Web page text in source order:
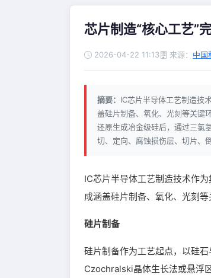
芯片制造“核心工艺”
2026-04-22 11:13 来源： 中国
摘要： IC芯片半导体工艺制造技
盖硅片制备、氧化、光刻等关键
还原生成冶金级硅后，通过三氯
切、定向、腐蚀损伤层、切片、
IC芯片半导体工艺制造技术作
成涵盖硅片制备、氧化、光刻等
硅片制备
硅片制备作为工艺起点，以硅
Czochralski晶体生长法或悬浮